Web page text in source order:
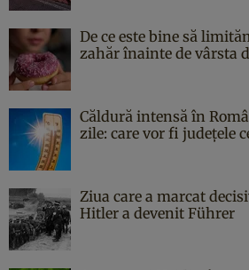
De ce este bine să
zahăr înainte de vârsta
Căldură intensă în
zile: care vor fi județele
Ziua care a marcat
Hitler a devenit Führer